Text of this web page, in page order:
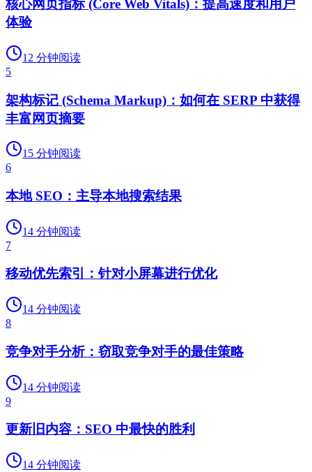
核心网页指标 (Core Web Vitals)：提高速度和用户
体验
12 分钟阅读
5
架构标记 (Schema Markup)：如何在 SERP 中获得
丰富网页摘要
15 分钟阅读
6
本地 SEO：主导本地搜索结果
14 分钟阅读
7
移动优先索引：针对小屏幕进行优化
14 分钟阅读
8
竞争对手分析：窃取竞争对手的最佳策略
14 分钟阅读
9
更新旧内容：SEO 中最快的胜利
14 分钟阅读